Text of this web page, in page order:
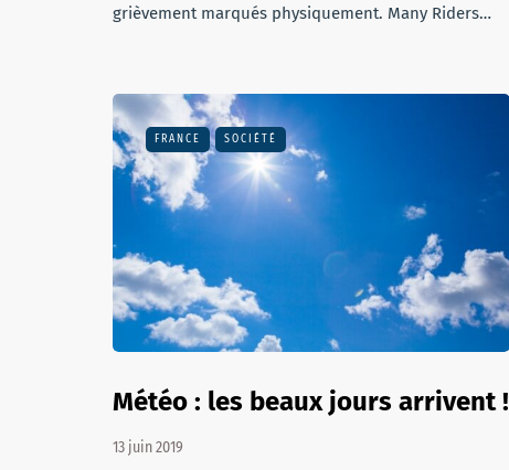
grièvement marqués physiquement. Many Riders…
FRANCE SOCIÉTÉ
Météo : les beaux jours arrivent !
13 juin 2019